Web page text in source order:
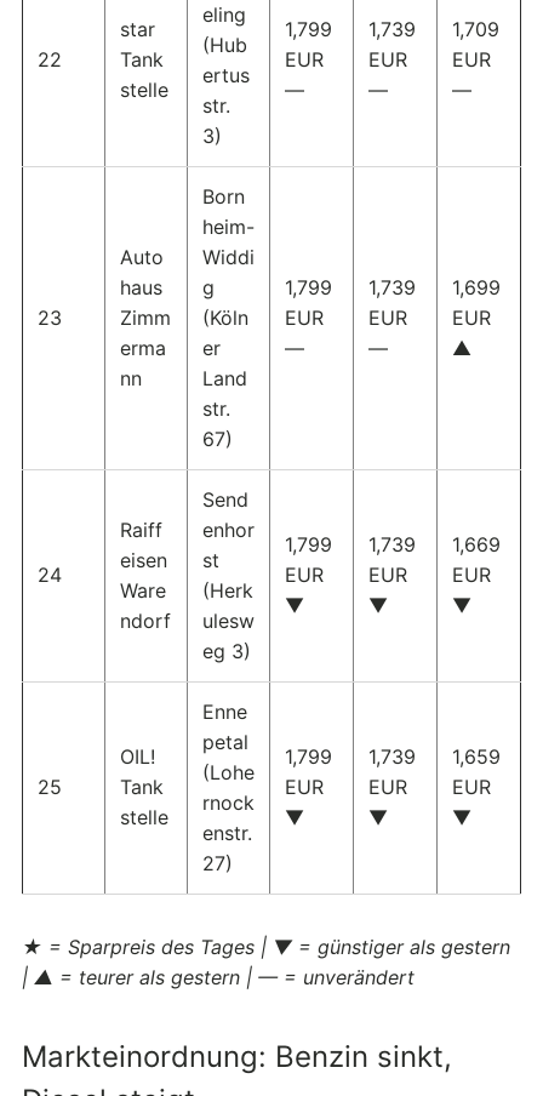
22
star
Tank
stelle
eling
(Hub
ertus
str.
3)
1,799
EUR
—
1,739
EUR
—
1,709
EUR
—
23
Auto
haus
Zimm
erma
nn
Born
heim-
Widdi
g
(Köln
er
Land
str.
67)
1,799
EUR
—
1,739
EUR
—
1,699
EUR
▲
24
Raiff
eisen
Ware
ndorf
Send
enhor
st
(Herk
ulesw
eg 3)
1,799
EUR
▼
1,739
EUR
▼
1,669
EUR
▼
25
OIL!
Tank
stelle
Enne
petal
(Lohe
rnock
enstr.
27)
1,799
EUR
▼
1,739
EUR
▼
1,659
EUR
▼
★ = Sparpreis des Tages | ▼ = günstiger als gestern
| ▲ = teurer als gestern | — = unverändert
Markteinordnung: Benzin sinkt,